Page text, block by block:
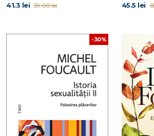
41.3 lei 59.00 lei 45.5 lei
-30%